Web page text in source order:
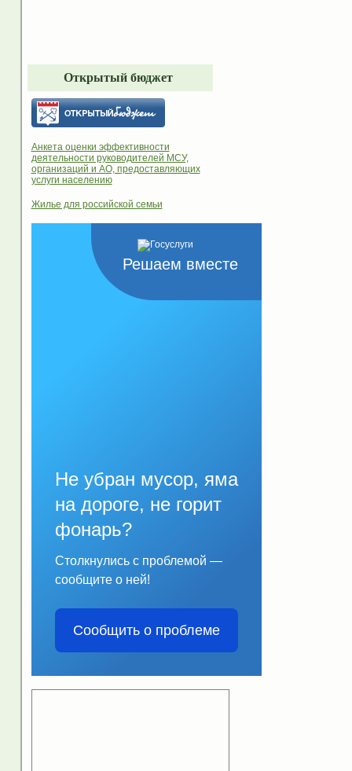
Открытый бюджет
Анкета оценки эффективности
деятельности руководителей МСУ,
организаций и АО, предоставляющих
услуги населению
Жилье для российской семьи
Решаем вместе
Не убран мусор, яма
на дороге, не горит
фонарь?
Столкнулись с проблемой —
сообщите о ней!
Сообщить о проблеме